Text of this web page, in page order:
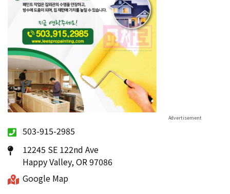
503-915-2985
12245 SE 122nd Ave
Happy Valley, OR 97086
Google Map